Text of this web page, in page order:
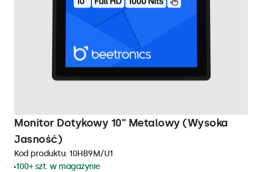
Monitor Dotykowy 10" Metalowy (Wysoka
Jasność)
Kod produktu: 10HB9M/U1
100+ szt. w magazynie